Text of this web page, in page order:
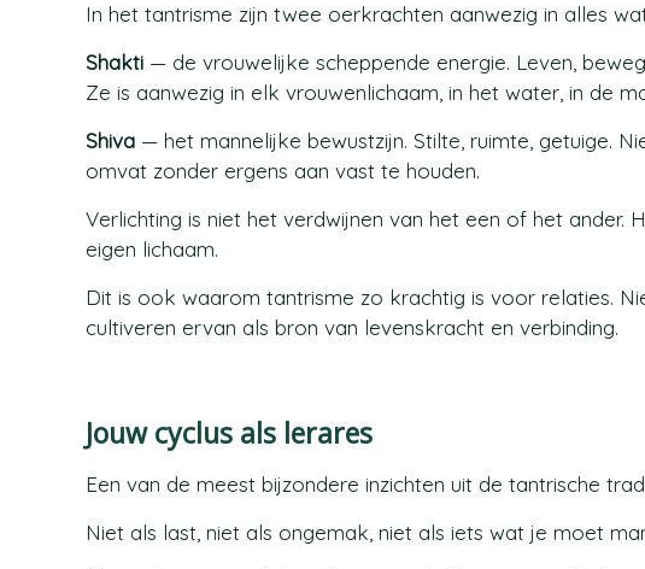
In het tantrisme zijn twee oerkrachten aanwezig in alles
Shakti — de vrouwelijke scheppende energie. Leven,
Ze is aanwezig in elk vrouwenlichaam, in het water, in de
Shiva — het mannelijke bewustzijn. Stilte, ruimte, getuige.
omvat zonder ergens aan vast te houden.
Verlichting is niet het verdwijnen van het een of het
eigen lichaam.
Dit is ook waarom tantrisme zo krachtig is voor relaties.
cultiveren ervan als bron van levenskracht en verbinding.
Jouw cyclus als lerares
Een van de meest bijzondere inzichten uit de tantrische
Niet als last, niet als ongemak, niet als iets wat je moet